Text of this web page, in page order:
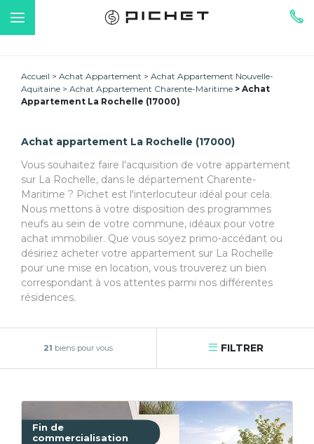
Accueil Achat Appartement
Achat Appartement Nouvelle-
Aquitaine
Achat Appartement Charente-Maritime
Achat
Appartement La Rochelle (17000)
Achat appartement La Rochelle (17000)
Vous souhaitez faire l'acquisition de votre appartement
sur La Rochelle, dans le département Charente-
Maritime ? Pichet est l'interlocuteur idéal pour cela.
Nous mettons à votre disposition des programmes
neufs au sein de votre commune, idéaux pour votre
achat immobilier. Que vous soyez primo-accédant ou
désiriez acheter votre appartement sur La Rochelle
pour une mise en location, vous trouverez un bien
correspondant à vos attentes parmi nos différentes
résidences.
21 biens pour vous FILTRER
Fin de
commercialisation